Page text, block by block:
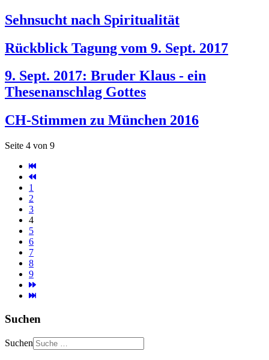
Sehnsucht nach Spiritualität
Rückblick Tagung vom 9. Sept. 2017
9. Sept. 2017: Bruder Klaus - ein
Thesenanschlag Gottes
CH-Stimmen zu München 2016
Seite 4 von 9
1
2
3
4
5
6
7
8
9
Suchen
Suchen